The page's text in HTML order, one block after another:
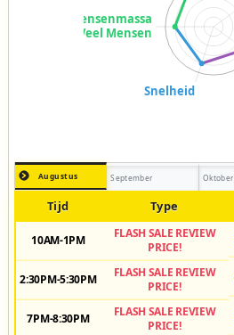
Augustus September Oktober
Tijd Type
10AM-1PM
FLASH SALE REVIEW
PRICE!
2:30PM-5:30PM
FLASH SALE REVIEW
PRICE!
7PM-8:30PM
FLASH SALE REVIEW
PRICE!